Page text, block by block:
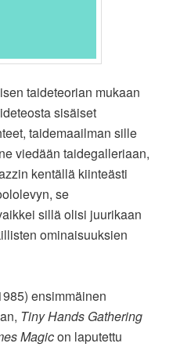
taideteorian mukaan
sisäiset
taidemaailman sille
viedään taidegalleriaan,
kentällä kiinteästi
se
sillä olisi juurikaan
ominaisuuksien
ensimmäinen
Tiny Hands Gathering
Magicon laputettu